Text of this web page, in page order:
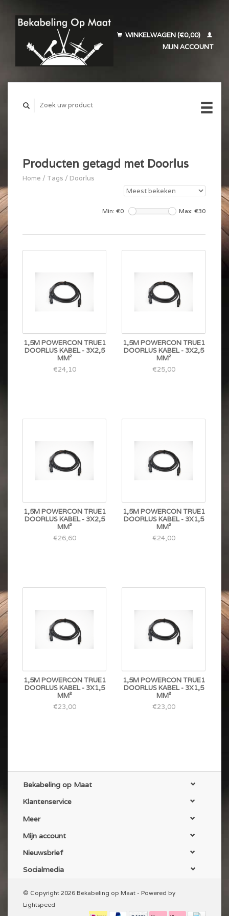
WINKELWAGEN (€0,00)
MIJN ACCOUNT
Producten getagd met Doorlus
Home / Tags / Doorlus
Min: €0 Max: €30
1,5M POWERCON TRUE1
DOORLUS KABEL - 3X2,5
MM²
€24,10
1,5M POWERCON TRUE1
DOORLUS KABEL - 3X2,5
MM²
€25,00
1,5M POWERCON TRUE1
DOORLUS KABEL - 3X2,5
MM²
€26,60
1,5M POWERCON TRUE1
DOORLUS KABEL - 3X1,5
MM²
€24,00
1,5M POWERCON TRUE1
DOORLUS KABEL - 3X1,5
MM²
€23,00
1,5M POWERCON TRUE1
DOORLUS KABEL - 3X1,5
MM²
€23,00
Bekabeling op Maat
Klantenservice
Meer
Mijn account
Nieuwsbrief
Socialmedia
© Copyright 2026 Bekabeling op Maat - Powered by
Lightspeed